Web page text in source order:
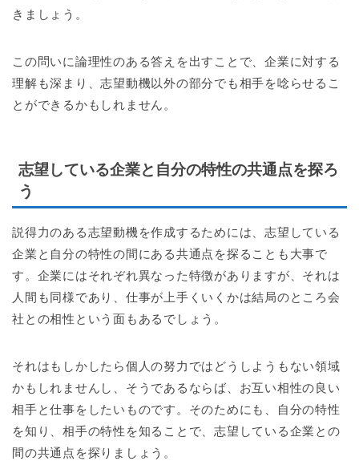
きましょう。
この問いに論理性のある答えを出すことで、企業に対する
理解も深まり、志望動機以外の部分でも相手を唸らせるこ
とができるかもしれません。
志望している企業と自分の特性の共通点を探ろ
う
説得力のある志望動機を作成するためには、志望している
企業と自分の特性の間にある共通点を探ることも大事で
す。企業にはそれぞれ異なった特徴がありますが、それは
人間も同様であり、仕事が上手くいくかは結局のところ会
社との相性という面もあるでしょう。
それはもしかしたら個人の努力ではどうしようもない領域
かもしれませんし、そうであるならば、お互い相性の良い
相手と仕事をしたいものです。そのためにも、自分の特性
を知り、相手の特性を知ることで、志望している企業との
間の共通点を探りましょう。